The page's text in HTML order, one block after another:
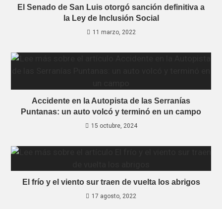
El Senado de San Luis otorgó sanción definitiva a
la Ley de Inclusión Social
11 marzo, 2022
Accidente en la Autopista de las Serranías
Puntanas: un auto volcó y terminó en un campo
15 octubre, 2024
El frío y el viento sur traen de vuelta los abrigos
17 agosto, 2022